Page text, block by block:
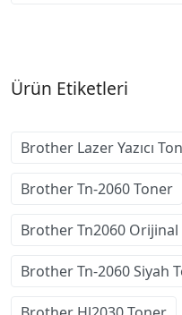
Ürün Etiketleri
Brother Lazer Yazıcı
Brother Tn-2060 Toner
Brother Tn2060 Orijinal
Brother Tn-2060 Siyah